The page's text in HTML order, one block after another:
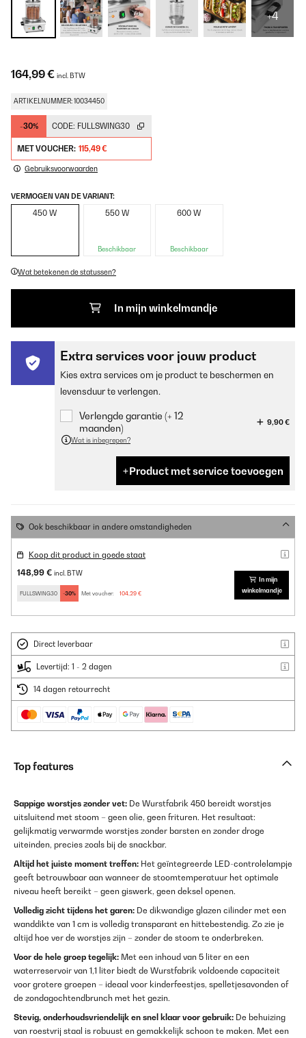
+4
164,99 € incl. BTW
ARTIKELNUMMER: 10034450
-30% CODE: FULLSWING30
MET VOUCHER: 115,49 €
Gebruiksvoorwaarden
VERMOGEN VAN DE VARIANT:
450 W 550 W
Beschikbaar
600 W
Beschikbaar
Wat betekenen de statussen?
In mijn winkelmandje
Extra services voor jouw product
Kies extra services om je product te beschermen en
levensduur te verlengen.
Verlengde garantie (+ 12
maanden)
9,90 €
Wat is inbegrepen?
Product met service toevoegen
Ook beschikbaar in andere omstandigheden
Koop dit product in goede staat
148,99 € incl. BTW
FULLSWING30 -30% Met voucher: 104,29 €
In mijn
winkelmandje
Direct leverbaar
Levertijd: 1 - 2 dagen
14 dagen retourrecht
Top features
Sappige worstjes zonder vet: De Wurstfabrik 450 bereidt worstjes
uitsluitend met stoom – geen olie, geen frituren. Het resultaat:
gelijkmatig verwarmde worstjes zonder barsten en zonder droge
uiteinden, precies zoals bij de snackbar.
Altijd het juiste moment treffen: Het geïntegreerde LED-controlelampje
geeft betrouwbaar aan wanneer de stoomtemperatuur het optimale
niveau heeft bereikt – geen giswerk, geen deksel openen.
Volledig zicht tijdens het garen: De dikwandige glazen cilinder met een
wanddikte van 1 cm is volledig transparant en hittebestendig. Zo zie je
altijd hoe ver de worstjes zijn – zonder de stoom te onderbreken.
Voor de hele groep tegelijk: Met een inhoud van 5 liter en een
waterreservoir van 1,1 liter biedt de Wurstfabrik voldoende capaciteit
voor grotere groepen – ideaal voor kinderfeestjes, spelletjesavonden of
de zondagochtendbrunch met het gezin.
Stevig, onderhoudsvriendelijk en snel klaar voor gebruik: De behuizing
van roestvrij staal is robuust en gemakkelijk schoon te maken. Met een